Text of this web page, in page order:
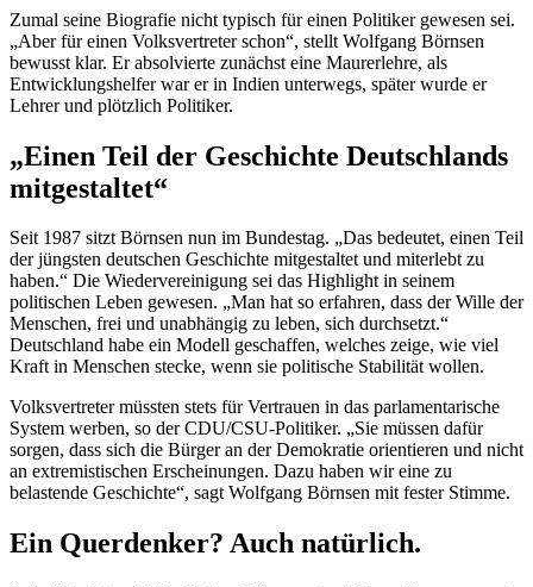
Zumal seine Biografie nicht typisch für einen Politiker gewesen sei.
„Aber für einen Volksvertreter schon“, stellt Wolfgang Börnsen
bewusst klar. Er absolvierte zunächst eine Maurerlehre, als
Entwicklungshelfer war er in Indien unterwegs, später wurde er
Lehrer und plötzlich Politiker.
„Einen Teil der Geschichte Deutschlands
mitgestaltet“
Seit 1987 sitzt Börnsen nun im Bundestag. „Das bedeutet, einen Teil
der jüngsten deutschen Geschichte mitgestaltet und miterlebt zu
haben.“ Die Wiedervereinigung sei das Highlightin seinem
politischen Leben gewesen. „Man hat so erfahren, dass der Wille der
Menschen, frei und unabhängig zu leben, sich durchsetzt.“
Deutschland habe ein Modell geschaffen, welches zeige, wie viel
Kraft in Menschen stecke, wenn sie politische Stabilität wollen.
Volksvertreter müssten stets für Vertrauen in das parlamentarische
System werben, so der CDU/CSU-Politiker. „Sie müssen dafür
sorgen, dass sich die Bürger an der Demokratie orientieren und nicht
an extremistischen Erscheinungen. Dazu haben wir eine zu
belastende Geschichte“, sagt Wolfgang Börnsen mit fester Stimme.
Ein Querdenker? Auch natürlich.